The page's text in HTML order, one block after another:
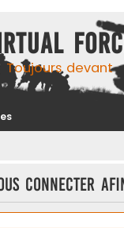
Toujours devant
connecter